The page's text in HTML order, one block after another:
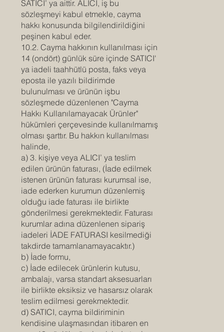
SATICI’ ya aittir. ALICI, iş bu
sözleşmeyi kabul etmekle, cayma
hakkı konusunda bilgilendirildiğini
peşinen kabul eder.
10.2. Cayma hakkının kullanılması için
14 (ondört) günlük süre içinde SATICI'
ya iadeli taahhütlü posta, faks veya
eposta ile yazılı bildirimde
bulunulması ve ürünün işbu
sözleşmede düzenlenen "Cayma
Hakkı Kullanılamayacak Ürünler"
hükümleri çerçevesinde kullanılmamış
olması şarttır. Bu hakkın kullanılması
halinde,
a) 3. kişiye veya ALICI’ ya teslim
edilen ürünün faturası, (İade edilmek
istenen ürünün faturası kurumsal ise,
iade ederken kurumun düzenlemiş
olduğu iade faturası ile birlikte
gönderilmesi gerekmektedir. Faturası
kurumlar adına düzenlenen sipariş
iadeleri İADE FATURASI kesilmediği
takdirde tamamlanamayacaktır.)
b) İade formu,
c) İade edilecek ürünlerin kutusu,
ambalajı, varsa standart aksesuarları
ile birlikte eksiksiz ve hasarsız olarak
teslim edilmesi gerekmektedir.
d) SATICI, cayma bildiriminin
kendisine ulaşmasından itibaren en